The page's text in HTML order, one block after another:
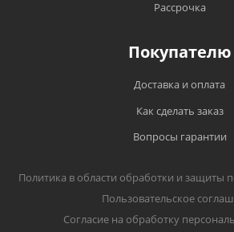
Рассрочка
Покупателю
Доставка и оплата
Как сделать заказ
Вопросы гарантии
Политика в области обработки и защиты
Пользовательское
Согласие на обработку